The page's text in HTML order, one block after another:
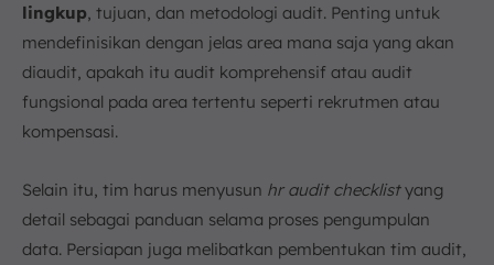
lingkup, tujuan, dan metodologi audit. Penting untuk
mendefinisikan dengan jelas area mana saja yang akan
diaudit, apakah itu audit komprehensif atau audit
fungsional pada area tertentu seperti rekrutmen atau
kompensasi.
Selain itu, tim harus menyusun hr audit checklistyang
detail sebagai panduan selama proses pengumpulan
data. Persiapan juga melibatkan pembentukan tim audit,